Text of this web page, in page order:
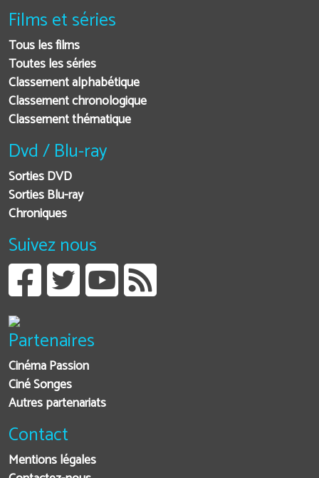
Films et séries
Tous les films
Toutes les séries
Classement alphabétique
Classement chronologique
Classement thématique
Dvd / Blu-ray
Sorties DVD
Sorties Blu-ray
Chroniques
Suivez nous
Partenaires
Cinéma Passion
Ciné Songes
Autres partenariats
Contact
Mentions légales